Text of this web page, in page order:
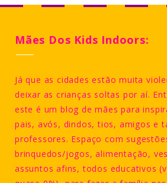
Mães Dos Kids Indoors:
Já que as cidades estão muita
deixar as crianças soltas por aí.
este é um blog de mães para
pais, avós, dindos, tios, amigos e
professores. Espaço com
brinquedos/jogos, alimentação,
assuntos afins, todos educativos